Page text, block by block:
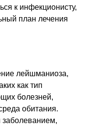
к инфекционисту,
план лечения
лейшманиоза,
как тип
болезней,
обитания.